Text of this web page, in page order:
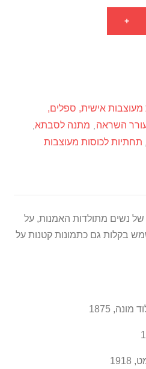
+
מעוצבות אישית, ספלים,
השראה מתנה לסבתא,
תחתיות לכוסות מעוצבות
של נשים מתולדות האמנות, על
בקלות גם כתמונות קטנות על
1875